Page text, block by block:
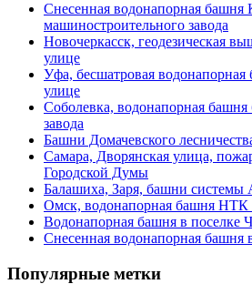
Снесенная водонапорная башня
машиностроительного завода
Новочеркасск, геодезическая
улице
Уфа, бесшатровая
улице
Соболевка, водонапорная
завода
Башни Домачевского
Самара, Дворянская улица,
Городской Думы
Балашиха, Заря, башни системы
Омск, водонапорная башня НТК
Водонапорная башня в поселке
Снесенная водонапорная башня
Популярные метки